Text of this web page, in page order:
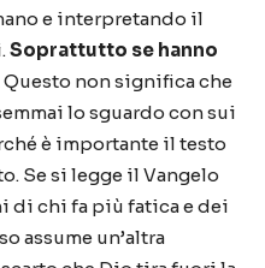
e interpretando il
Soprattutto se hanno
Questo non significa che
lo sguardo con sui
é è importante il testo
Se si legge il Vangelo
di chi fa più fatica e dei
assume un’altra